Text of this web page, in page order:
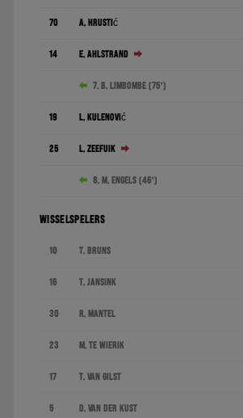
70 A. Hrustić
14 E. Ahlstrand
7. B. Limbombe (75')
19 L. Kulenović
25 L. Zeefuik
8. M. Engels (46')
WISSELSPELERS
10 T. Bruns
16 T. Jansink
30 R. Mantel
23 M. te Wierik
17 T. van Gilst
5 D. van der Kust